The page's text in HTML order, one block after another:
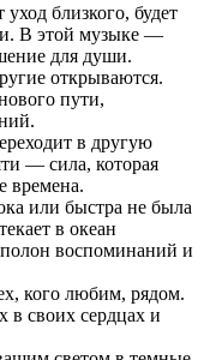
близкого, будет
В этой музыке —
для души.
открываются.
пути,
в другую
— сила, которая
времена.
или быстра не была
в океан
воспоминаний и
кого любим, рядом.
в своих сердцах и